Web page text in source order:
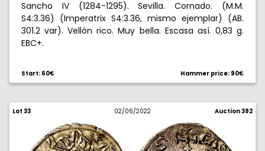
Sancho IV (1284-1295). Sevilla. Cornado. (M.M.
S4:3.36) (Imperatrix S4:3.36, mismo ejemplar) (AB.
301.2 var). Vellón rico. Muy bella. Escasa así. 0,83 g.
EBC+.
Start: 60€ Hammer price: 90€
Lot 33 02/06/2022 Auction 392